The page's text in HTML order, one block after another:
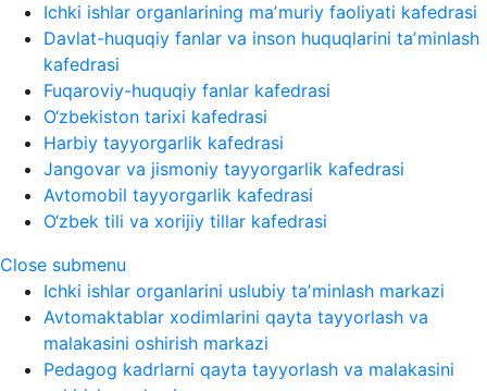
Ichki ishlar organlarining maʼmuriy faoliyati kafedrasi
Davlat-huquqiy fanlar va inson huquqlarini taʼminlash
kafedrasi
Fuqaroviy-huquqiy fanlar kafedrasi
O‘zbekiston tarixi kafedrasi
Harbiy tayyorgarlik kafedrasi
Jangovar va jismoniy tayyorgarlik kafedrasi
Avtomobil tayyorgarlik kafedrasi
O‘zbek tili va xorijiy tillar kafedrasi
Close submenu
Ichki ishlar organlarini uslubiy taʼminlash markazi
Avtomaktablar xodimlarini qayta tayyorlash va
malakasini oshirish markazi
Pedagog kadrlarni qayta tayyorlash va malakasini